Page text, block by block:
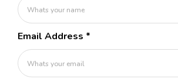
Email Address *